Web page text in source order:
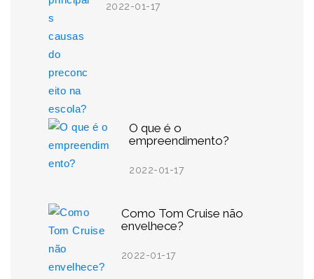
2022-01-17
O que é o
empreendimento?
2022-01-17
Como Tom Cruise não
envelhece?
2022-01-17